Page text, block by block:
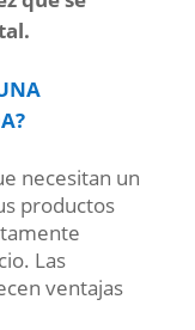
necesitan un
productos
Las
ventajas